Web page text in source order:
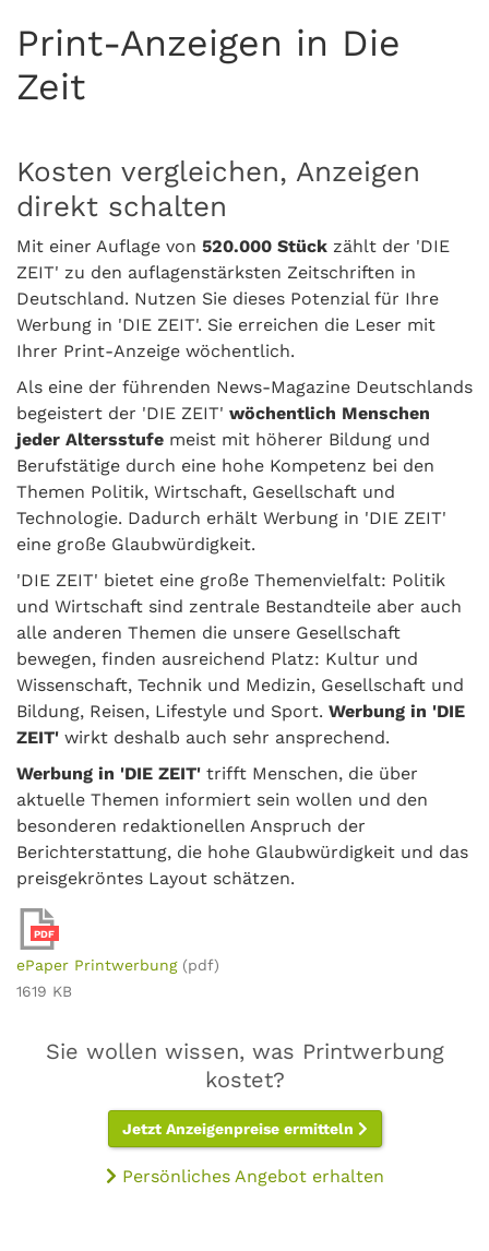
Print-Anzeigen in Die
Zeit
Kosten vergleichen, Anzeigen
direkt schalten
Mit einer Auflage von 520.000 Stück zählt der 'DIE
ZEIT' zu den auflagenstärksten Zeitschriften in
Deutschland. Nutzen Sie dieses Potenzial für Ihre
Werbung in 'DIE ZEIT'. Sie erreichen die Leser mit
Ihrer Print-Anzeige wöchentlich.
Als eine der führenden News-Magazine Deutschlands
begeistert der 'DIE ZEIT' wöchentlich Menschen
jeder Altersstufe meist mit höherer Bildung und
Berufstätige durch eine hohe Kompetenz bei den
Themen Politik, Wirtschaft, Gesellschaft und
Technologie. Dadurch erhält Werbung in 'DIE ZEIT'
eine große Glaubwürdigkeit.
'DIE ZEIT' bietet eine große Themenvielfalt: Politik
und Wirtschaft sind zentrale Bestandteile aber auch
alle anderen Themen die unsere Gesellschaft
bewegen, finden ausreichend Platz: Kultur und
Wissenschaft, Technik und Medizin, Gesellschaft und
Bildung, Reisen, Lifestyle und Sport. Werbung in 'DIE
ZEIT' wirkt deshalb auch sehr ansprechend.
Werbung in 'DIE ZEIT' trifft Menschen, die über
aktuelle Themen informiert sein wollen und den
besonderen redaktionellen Anspruch der
Berichterstattung, die hohe Glaubwürdigkeit und das
preisgekröntes Layout schätzen.
PDF
ePaper Printwerbung (pdf)
1619 KB
Sie wollen wissen, was Printwerbung
kostet?
Jetzt Anzeigenpreise ermitteln
Persönliches Angebot erhalten